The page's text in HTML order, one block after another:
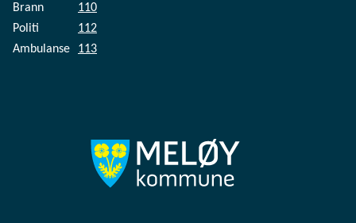
Brann
110
Politi
112
Ambulanse
113